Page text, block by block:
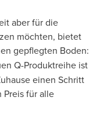
aber für die
möchten, bietet
gepflegten Boden:
Q-Produktreihe ist
einen Schritt
für alle